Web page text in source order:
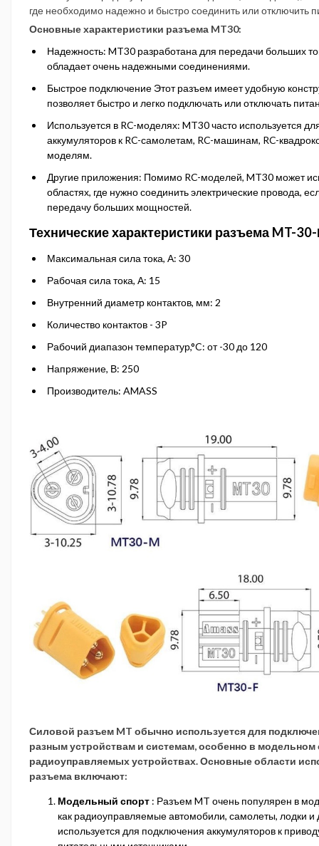
где необходимо надежно и быстро соединить или отключить
Основные характеристики разъема MT30:
Надежность: MT30 разработана для передачи больших
обладает очень надежными соединениями.
Быстрое подключение Этот разъем имеет удобную
позволяет быстро и легко подключать или отключать
Используется в RC-моделях: MT30 часто используется
аккумуляторов к RC-самолетам, RC-машинам, RC-
моделям.
Другие приложения: Помимо RC-моделей, MT30 может
областях, где нужно соединить электрические провода,
передачу больших мощностей.
Технические характеристики разъема MT-
Максимальная сила тока, А: 30
Рабочая сила тока, А: 15
Внутренний диаметр контактов, мм: 2
Количество контактов - 3P
Рабочий диапазон температур,°C: от -30 до 120
Напряжение, В: 250
Производитель: AMASS
Силовой разъем MT обычно используется для
разным устройствам и системам, особенно в модельном
радиоуправляемых устройствах. Основные области
разъема включают:
Модельный спорт : Разъем MT очень популярен в
как радиоуправляемые автомобили, самолеты, лодки
используется для подключения аккумуляторов к